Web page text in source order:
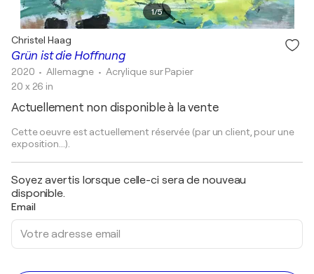
1/5
Grün ist die Hoffnung
Christel Haag
2020 • Allemagne • Acrylique sur Papier
20 x 26 in
Actuellement non disponible à la vente
Cette oeuvre est actuellement réservée (par un client, pour une
exposition...).
Soyez avertis lorsque celle-ci sera de nouveau
disponible.
Email